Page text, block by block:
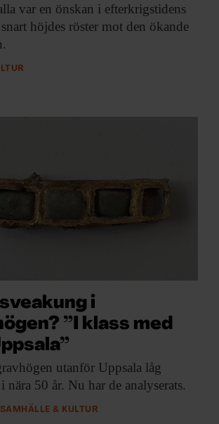
var en önskan i efterkrigstidens
höjdes röster mot den ökande
i
”I klass med
utanför Uppsala låg
nära 50 år. Nu har de analyserats.
SAMHÄLLE & KULTUR